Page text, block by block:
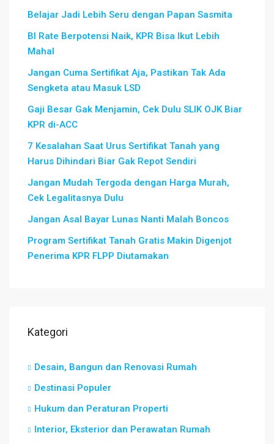
Belajar Jadi Lebih Seru dengan Papan Sasmita
BI Rate Berpotensi Naik, KPR Bisa Ikut Lebih
Mahal
Jangan Cuma Sertifikat Aja, Pastikan Tak Ada
Sengketa atau Masuk LSD
Gaji Besar Gak Menjamin, Cek Dulu SLIK OJK Biar
KPR di-ACC
7 Kesalahan Saat Urus Sertifikat Tanah yang
Harus Dihindari Biar Gak Repot Sendiri
Jangan Mudah Tergoda dengan Harga Murah,
Cek Legalitasnya Dulu
Jangan Asal Bayar Lunas Nanti Malah Boncos
Program Sertifikat Tanah Gratis Makin Digenjot
Penerima KPR FLPP Diutamakan
Kategori
Desain, Bangun dan Renovasi Rumah
Destinasi Populer
Hukum dan Peraturan Properti
Interior, Eksterior dan Perawatan Rumah